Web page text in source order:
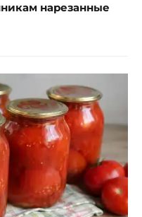
нарезанные